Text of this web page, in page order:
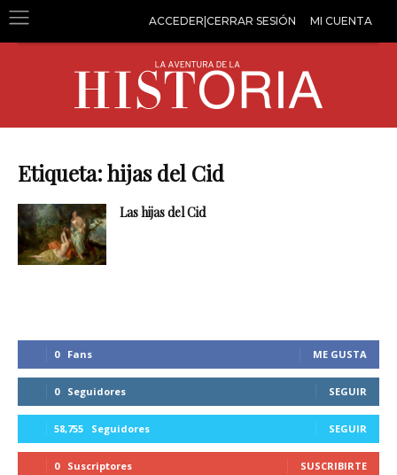
ACCEDER|CERRAR SESIÓN MI CUENTA
Etiqueta: hijas del Cid
Las hijas del Cid
0 Fans ME GUSTA
0 Seguidores SEGUIR
58,755 Seguidores SEGUIR
0 Suscriptores SUSCRIBIRTE